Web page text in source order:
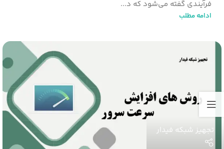
فرآیندی گفته می‌شود که د...
ادامه مطلب
تجهیز شبکه فیدار